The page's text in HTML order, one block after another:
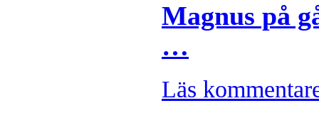
Magnus på
…
Läs